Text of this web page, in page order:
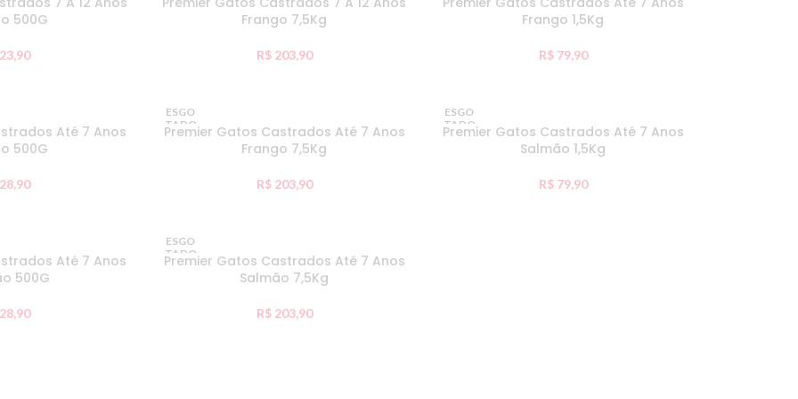
500G
Frango 7,5Kg
R$203,90
Frango 1,5Kg
R$79,90
Até 7 Anos
500G
ESGO
TADO
Premier Gatos Castrados Até 7 Anos
Frango 7,5Kg
R$203,90
ESGO
TADO
Premier Gatos Castrados Até 7 Anos
Salmão 1,5Kg
R$79,90
Até 7 Anos
500G
ESGO
TADO
Premier Gatos Castrados Até 7 Anos
Salmão 7,5Kg
R$203,90